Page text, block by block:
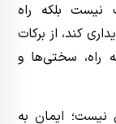
نیست بلکه راه
کند، از برکات
راه، سختی‌ها و
ایمان به